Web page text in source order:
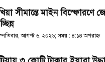
সীমান্তে মাইন বিস্ফোরণে
আগস্ট ৬, ২০২৬; সময় : ৪:১৪ অপরাহ্ণ